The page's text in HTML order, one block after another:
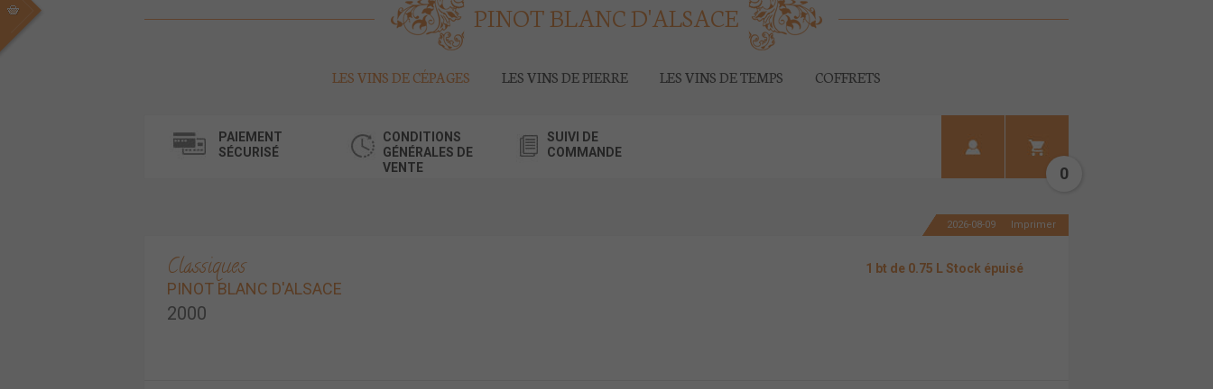
PINOT BLANC D'ALSACE
LES VINS DE CÉPAGES LES VINS DE PIERRE LES VINS DE TEMPS COFFRETS
PAIEMENT
SÉCURISÉ
CONDITIONS
GÉNÉRALES DE
VENTE
SUIVI DE
COMMANDE
0
2026-08-09 Imprimer
Classiques
PINOT BLANC D'ALSACE
2000
1 bt de 0.75 L Stock épuisé